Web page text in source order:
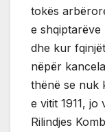
tokës
e
dhe kur
nëpër
thënë se nuk
e vitit 1911, jo
Rilindjes